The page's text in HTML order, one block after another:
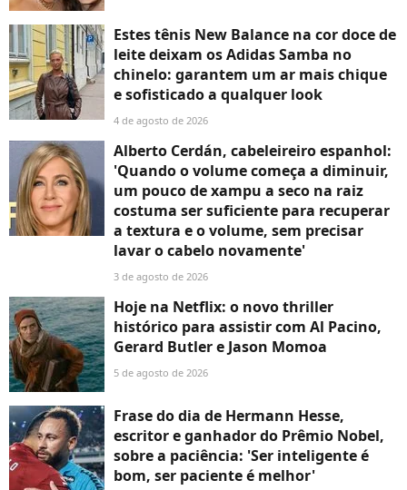
Estes tênis New Balance na cor doce de
leite deixam os Adidas Samba no
chinelo: garantem um ar mais chique
e sofisticado a qualquer look
4 de agosto de 2026
Alberto Cerdán, cabeleireiro espanhol:
'Quando o volume começa a diminuir,
um pouco de xampu a seco na raiz
costuma ser suficiente para recuperar
a textura e o volume, sem precisar
lavar o cabelo novamente'
3 de agosto de 2026
Hoje na Netflix: o novo thriller
histórico para assistir com Al Pacino,
Gerard Butler e Jason Momoa
5 de agosto de 2026
Frase do dia de Hermann Hesse,
escritor e ganhador do Prêmio Nobel,
sobre a paciência: 'Ser inteligente é
bom, ser paciente é melhor'